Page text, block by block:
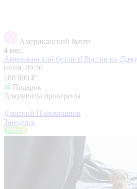
Американский булли
4 мес.
Американский булли xl Ростов-на-
июля, 09:30
180 000 ₽
Подарок
Документы проверены
Дмитрий Поломошнов
Заводчик